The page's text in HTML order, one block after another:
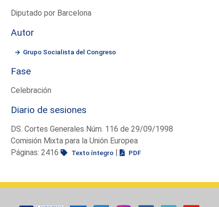
Diputado por Barcelona
Autor
Grupo Socialista del Congreso
Fase
Celebración
Diario de sesiones
DS. Cortes Generales Núm. 116 de 29/09/1998
Comisión Mixta para la Unión Europea
Páginas: 2416
Texto íntegro | PDF